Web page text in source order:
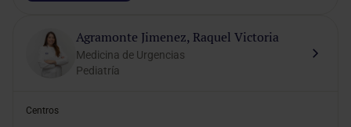
Agramonte Jimenez, Raquel Victoria
Medicina de Urgencias
Pediatría
Centros